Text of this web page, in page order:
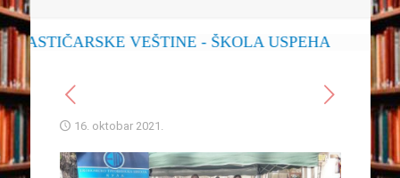
VEŠTINE - ŠKOLA USPEHA
16. oktobar 2021.